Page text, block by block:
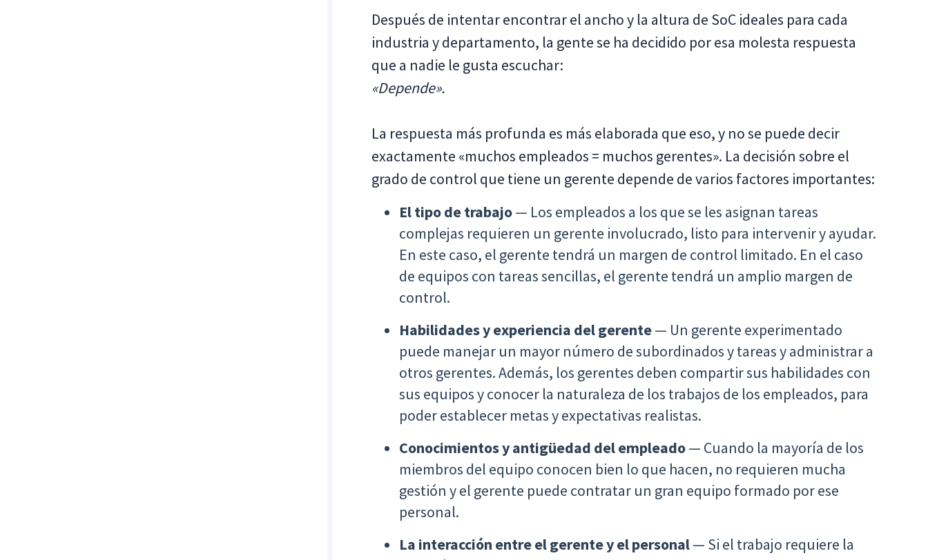
Después de intentar encontrar el ancho y la altura de SoC ideales para cada
industria y departamento, la gente se ha decidido por esa molesta respuesta
que a nadie le gusta escuchar:
«Depende».
La respuesta más profunda es más elaborada que eso, y no se puede decir
exactamente «muchos empleados = muchos gerentes». La decisión sobre el
grado de control que tiene un gerente depende de varios factores importantes:
El tipo de trabajo— Los empleados a los que se les asignan tareas
complejas requieren un gerente involucrado, listo para intervenir y ayudar.
En este caso, el gerente tendrá un margen de control limitado. En el caso
de equipos con tareas sencillas, el gerente tendrá un amplio margen de
control.
Habilidades y experiencia del gerente— Un gerente experimentado
puede manejar un mayor número de subordinados y tareas y administrar a
otros gerentes. Además, los gerentes deben compartir sus habilidades con
sus equipos y conocer la naturaleza de los trabajos de los empleados, para
poder establecer metas y expectativas realistas.
Conocimientos y antigüedad del empleado— Cuando la mayoría de los
miembros del equipo conocen bien lo que hacen, no requieren mucha
gestión y el gerente puede contratar un gran equipo formado por ese
personal.
La interacción entre el gerente y el personal— Si el trabajo requiere la